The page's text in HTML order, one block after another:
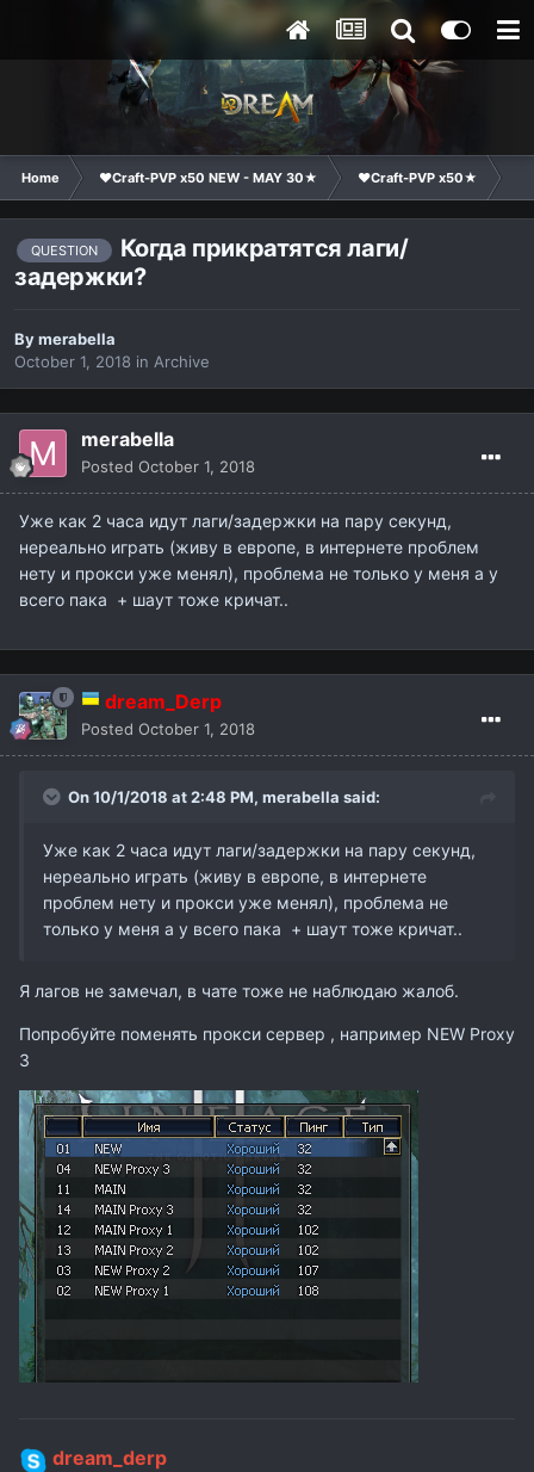
Home ❤Craft-PVP x50 NEW - MAY 30★ ❤Craft-PVP x50★
QUESTION
Когда прикратятся лаги/
задержки?
Bymerabella
October 1, 2018 in Archive
merabella
Posted October 1, 2018
Уже как 2 часа идут лаги/задержки на пару секунд,
нереально играть (живу в европе, в интернете проблем
нету и прокси уже менял), проблема не только у меня а у
всего пака + шаут тоже кричат..
dream_Derp
Posted October 1, 2018
On 10/1/2018 at 2:48 PM, merabella said:
Уже как 2 часа идут лаги/задержки на пару секунд,
нереально играть (живу в европе, в интернете
проблем нету и прокси уже менял), проблема не
только у меня а у всего пака + шаут тоже кричат..
Я лагов не замечал, в чате тоже не наблюдаю жалоб.
Попробуйте поменять прокси сервер , например NEW Proxy
3
dream_derp